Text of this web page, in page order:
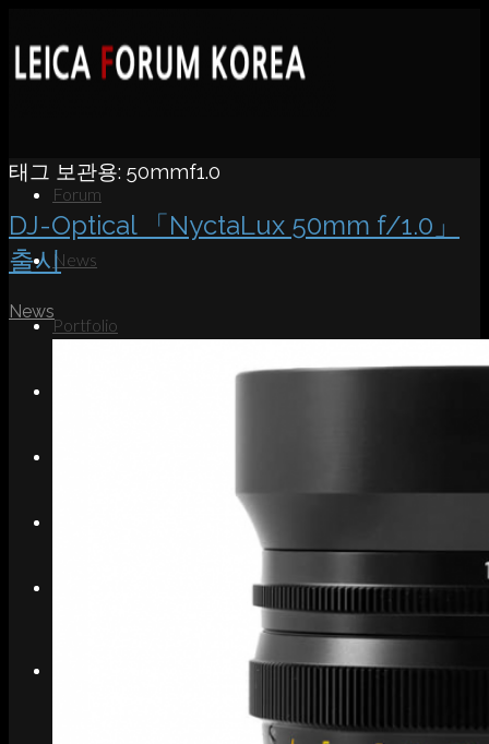
Forum
News
Portfolio
태그 보관용: 50mmf1.0
DJ-Optical 「NyctaLux 50mm f/1.0」
출시
News